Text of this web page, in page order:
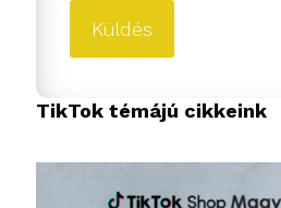
TikTok témájú cikkeink